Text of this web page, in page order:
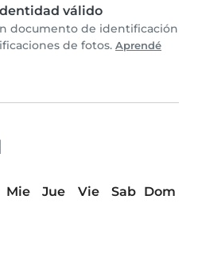
válido
documento de identificación
de fotos. Aprendé
Mie Jue Vie Sab
Dom